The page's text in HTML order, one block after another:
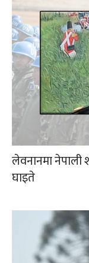
लेवनानमा नेपाली
घाइते